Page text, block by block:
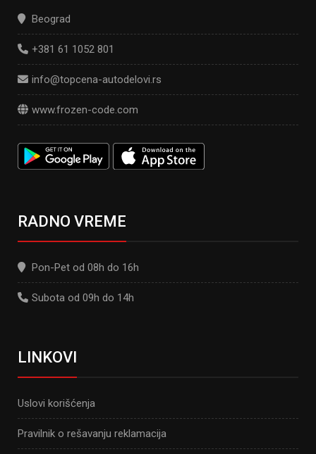
Beograd
+381 61 1052 801
info@topcena-autodelovi.rs
www.frozen-code.com
RADNO VREME
Pon-Pet od 08h do 16h
Subota od 09h do 14h
LINKOVI
Uslovi korišćenja
Pravilnik o rešavanju reklamacija